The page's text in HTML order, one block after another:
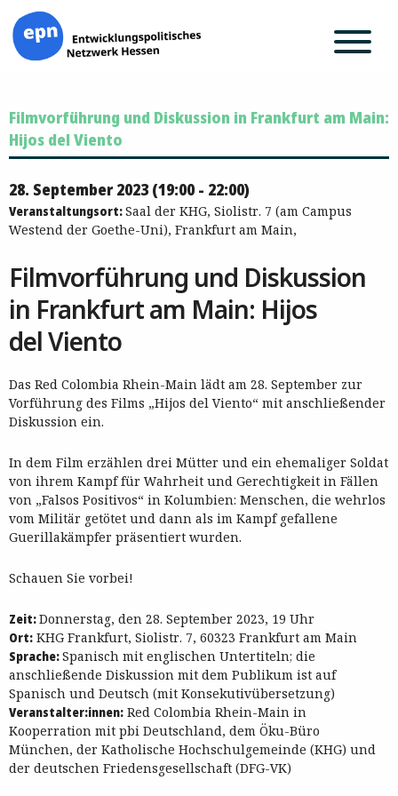
Inhalt
springen
Filmvorführung und Diskussion in Frankfurt am Main:
Hijos del Viento
28. September 2023 (19:00 - 22:00)
Veranstaltungsort:Saal der KHG, Siolistr. 7 (am Campus
Westend der Goethe-Uni), Frankfurt am Main,
Filmvorführung und Diskussion
in Frankfurt am Main: Hijos
del Viento
Das Red Colombia Rhein-Main lädt am 28. September zur
Vorführung des Films „Hijos del Viento“ mit anschließender
Diskussion ein.
In dem Film erzählen drei Mütter und ein ehemaliger Soldat
von ihrem Kampf für Wahrheit und Gerechtigkeit in Fällen
von „Falsos Positivos“ in Kolumbien: Menschen, die wehrlos
vom Militär getötet und dann als im Kampf gefallene
Guerillakämpfer präsentiert wurden.
Schauen Sie vorbei!
Zeit:Donnerstag, den 28. September 2023, 19 Uhr
Ort: KHG Frankfurt, Siolistr. 7, 60323 Frankfurt am Main
Sprache:Spanisch mit englischen Unter­titeln; die
anschließende Diskussion mit dem Publikum ist auf
Spanisch und Deutsch (mit Konsekutivübersetzung)
Veranstalter:innen: Red Colombia Rhein-Main in
Kooperration mit pbi Deutschland, dem Öku-Büro
München, der Katholische Hochschulgemeinde (KHG) und
der deutschen Friedensgesellschaft (DFG-VK)